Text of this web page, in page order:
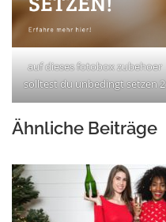
auf dieses fotobox zubehoer
solltest du unbedingt setzen 2
Ähnliche Beiträge